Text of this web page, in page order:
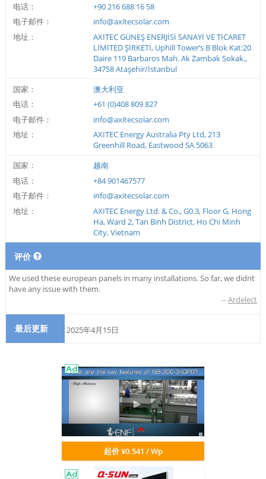
电话：
+90 216 688 16 58
电子邮件：
info@axitecsolar.com
地址：
AXİTEC GÜNEŞ ENERJİSİ SANAYİ VE TİCARET
LİMİTED ŞİRKETİ, Uphill Tower‘s B Blok Kat:20
Daire 119 Barbaros Mah. Ak Zambak Sokak.,
34758 Ataşehir/İstanbul
国家：
澳大利亚
电话：
+61 (0)408 809 827
电子邮件：
info@axitecsolar.com
地址：
AXITEC Energy Australia Pty Ltd, 213
Greenhill Road, Eastwood SA 5063
国家：
越南
电话：
+84 901467577
电子邮件：
info@axitecsolar.com
地址：
AXITEC Energy Ltd. & Co., G0.3, Floor G, Hong
Ha, Ward 2, Tan Binh District, Ho Chi Minh
City, Vietnam
评价
We used these european panels in many installations. So far, we didnt
have any issue with them.
--Ardelect
最后更新 2025年4月15日
起价 ¥0.541 / Wp